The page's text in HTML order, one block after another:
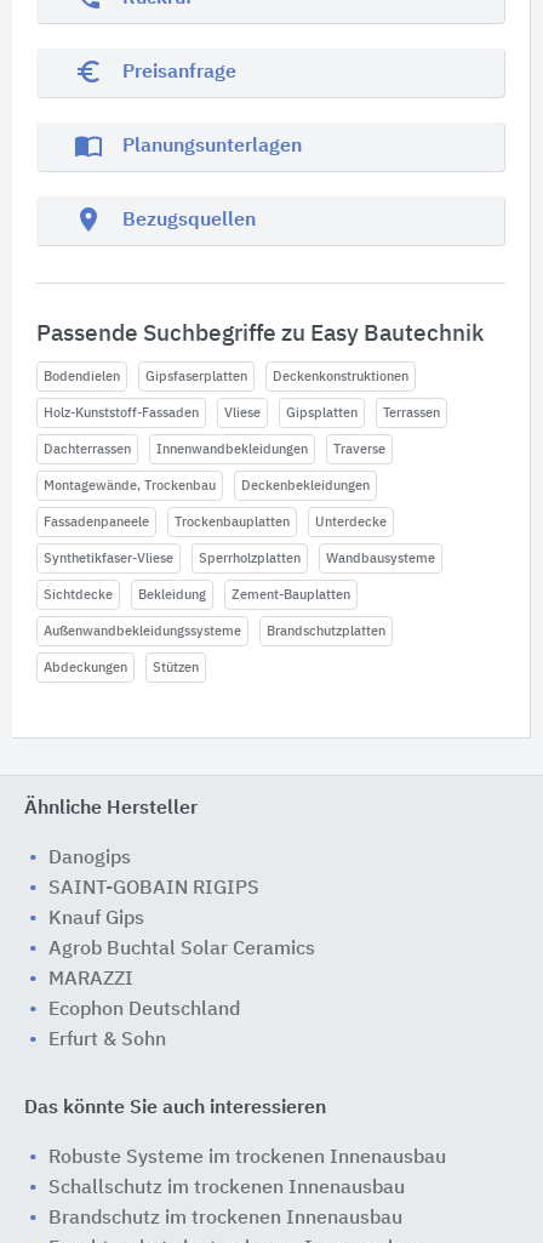
euro_symbol Preisanfrage
import_contacts Planungsunterlagen
location_on Bezugsquellen
Passende Suchbegriffe zu Easy Bautechnik
Bodendielen Gipsfaserplatten Deckenkonstruktionen
Holz-Kunststoff-Fassaden Vliese Gipsplatten Terrassen
Dachterrassen Innenwandbekleidungen Traverse
Montagewände, Trockenbau Deckenbekleidungen
Fassadenpaneele Trockenbauplatten Unterdecke
Synthetikfaser-Vliese Sperrholzplatten Wandbausysteme
Sichtdecke Bekleidung Zement-Bauplatten
Außenwandbekleidungssysteme Brandschutzplatten
Abdeckungen Stützen
Ähnliche Hersteller
Danogips
SAINT-GOBAIN RIGIPS
Knauf Gips
Agrob Buchtal Solar Ceramics
MARAZZI
Ecophon Deutschland
Erfurt & Sohn
Das könnte Sie auch interessieren
Robuste Systeme im trockenen Innenausbau
Schallschutz im trockenen Innenausbau
Brandschutz im trockenen Innenausbau